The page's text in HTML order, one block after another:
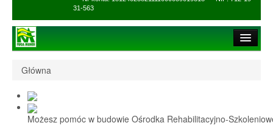
31-563
1,5% i darowizny
Nasi Beneficjenci
Główna
Możesz pomóc w budowie Ośrodka Rehabilitacyjno-